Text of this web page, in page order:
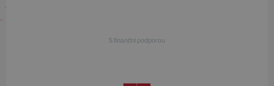
S finanční podporou